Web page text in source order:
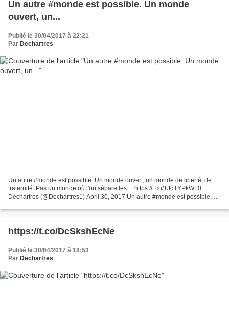
Un autre #monde est possible. Un monde
ouvert, un...
Publié le 30/04/2017 à 22:21
Par Dechartres
Un autre #monde est possible. Un monde ouvert, un monde de liberté, de
fraternité. Pas un monde où l'on sépare les… https://t.co/TJdTYPkWL0
Dechartres (@Dechartres1) April 30, 2017 Un autre #monde est possible.
https://t.co/DcSkshEcNe
Publié le 30/04/2017 à 18:53
Par Dechartres